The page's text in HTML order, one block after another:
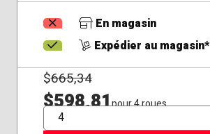
En magasin
Expédier au magasin*
$665,34
$598,81pour 4 roues
QTÉ